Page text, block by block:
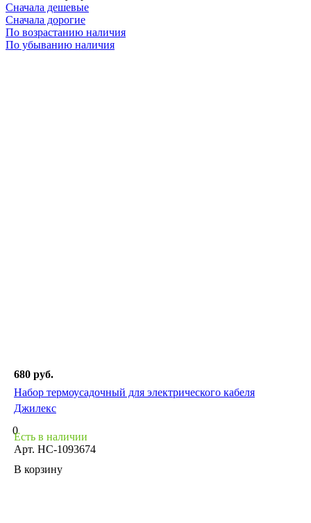
Сначала дешевые
Сначала дорогие
По возрастанию наличия
По убыванию наличия
680 руб.
Набор термоусадочный для электрического кабеля
Джилекс
0
Есть в наличии
Арт. НС-1093674
В корзину